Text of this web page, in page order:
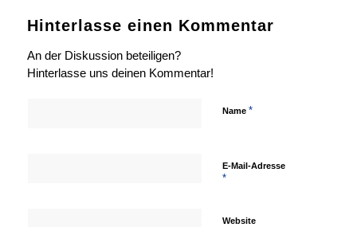
Hinterlasse einen Kommentar
An der Diskussion beteiligen?
Hinterlasse uns deinen Kommentar!
Name *
E-Mail-Adresse
*
Website